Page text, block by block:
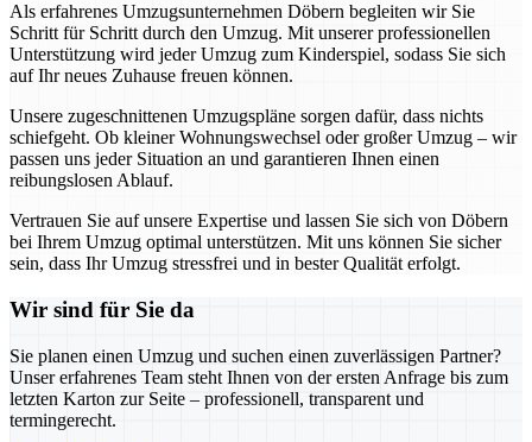
Als erfahrenes Umzugsunternehmen Döbern begleiten wir Sie
Schritt für Schritt durch den Umzug. Mit unserer professionellen
Unterstützung wird jeder Umzug zum Kinderspiel, sodass Sie sich
auf Ihr neues Zuhause freuen können.
Unsere zugeschnittenen Umzugspläne sorgen dafür, dass nichts
schiefgeht. Ob kleiner Wohnungswechsel oder großer Umzug – wir
passen uns jeder Situation an und garantieren Ihnen einen
reibungslosen Ablauf.
Vertrauen Sie auf unsere Expertise und lassen Sie sich von Döbern
bei Ihrem Umzug optimal unterstützen. Mit uns können Sie sicher
sein, dass Ihr Umzug stressfrei und in bester Qualität erfolgt.
Wir sind für Sie da
Sie planen einen Umzug und suchen einen zuverlässigen Partner?
Unser erfahrenes Team steht Ihnen von der ersten Anfrage bis zum
letzten Karton zur Seite – professionell, transparent und
termingerecht.